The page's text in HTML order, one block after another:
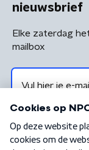
nieuwsbrief
Elke zaterdag
mailbox